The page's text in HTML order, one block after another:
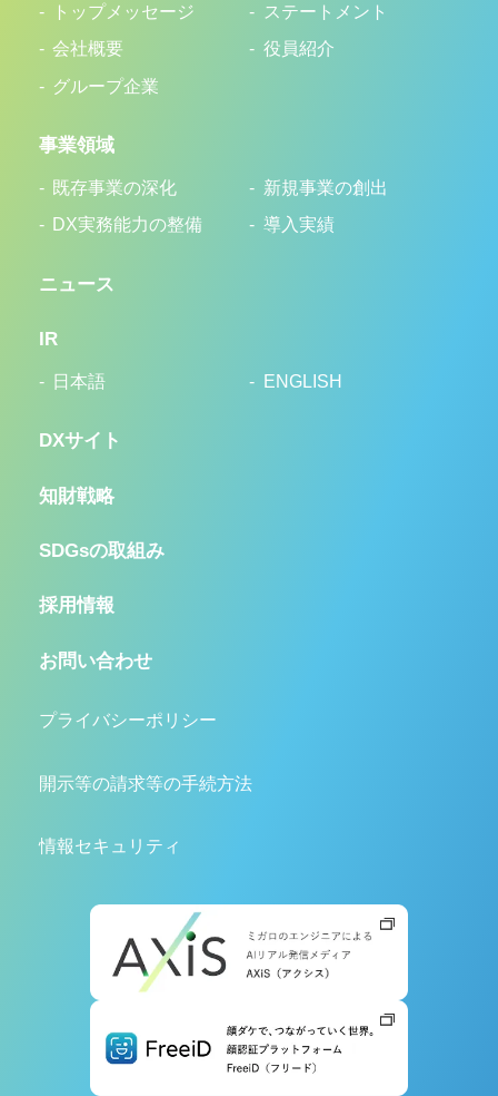
トップメッセージ
ステートメント
会社概要
役員紹介
グループ企業
事業領域
既存事業の深化
新規事業の創出
DX実務能力の整備
導入実績
ニュース
IR
日本語 ENGLISH
DXサイト
知財戦略
SDGsの取組み
採用情報
お問い合わせ
プライバシーポリシー
開示等の請求等の手続方法
情報セキュリティ